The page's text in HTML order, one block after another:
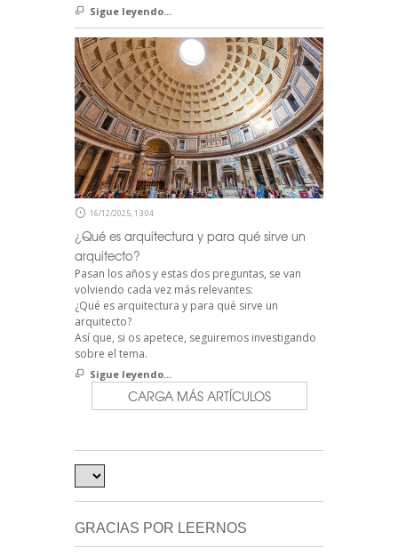
Sigue leyendo...
16/12/2025, 13:04
¿Qué es arquitectura y para qué sirve un
arquitecto?
Pasan los años y estas dos preguntas, se van
volviendo cada vez más relevantes:
¿Qué es arquitectura y para qué sirve un
arquitecto?
Así que, si os apetece, seguiremos investigando
sobre el tema.
Sigue leyendo...
CARGA MÁS ARTÍCULOS
GRACIAS POR LEERNOS